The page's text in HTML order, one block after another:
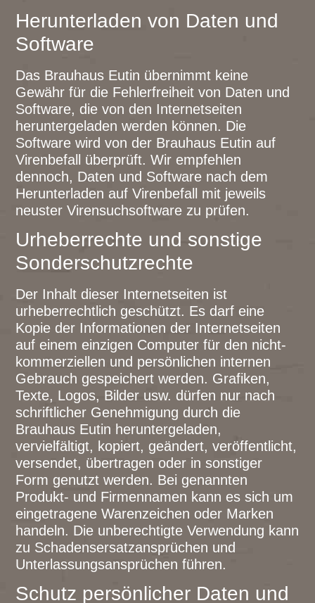
Herunterladen von Daten und
Software
Das Brauhaus Eutin übernimmt keine
Gewähr für die Fehlerfreiheit von Daten und
Software, die von den Internetseiten
heruntergeladen werden können. Die
Software wird von der Brauhaus Eutin auf
Virenbefall überprüft. Wir empfehlen
dennoch, Daten und Software nach dem
Herunterladen auf Virenbefall mit jeweils
neuster Virensuchsoftware zu prüfen.
Urheberrechte und sonstige
Sonderschutzrechte
Der Inhalt dieser Internetseiten ist
urheberrechtlich geschützt. Es darf eine
Kopie der Informationen der Internetseiten
auf einem einzigen Computer für den nicht-
kommerziellen und persönlichen internen
Gebrauch gespeichert werden. Grafiken,
Texte, Logos, Bilder usw. dürfen nur nach
schriftlicher Genehmigung durch die
Brauhaus Eutin heruntergeladen,
vervielfältigt, kopiert, geändert, veröffentlicht,
versendet, übertragen oder in sonstiger
Form genutzt werden. Bei genannten
Produkt- und Firmennamen kann es sich um
eingetragene Warenzeichen oder Marken
handeln. Die unberechtigte Verwendung kann
zu Schadensersatzansprüchen und
Unterlassungsansprüchen führen.
Schutz persönlicher Daten und